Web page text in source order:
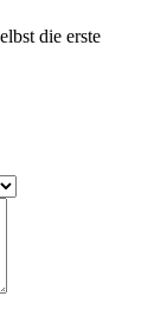
die erste